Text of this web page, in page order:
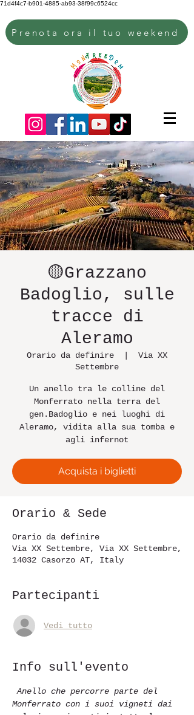
71d4f4c7-b901-4885-ab93-38f99c6524cc
Prenota ora il tuo weekend
🟡Grazzano
Badoglio, sulle
tracce di
Aleramo
Orario da definire
Via XX
Settembre
Un anello tra le colline del
Monferrato nella terra del
gen.Badoglio e nei luoghi di
Aleramo, vidita alla sua tomba e
agli infernot
Acquista i biglietti
Orario & Sede
Orario da definire
Via XX Settembre, Via XX Settembre,
14032 Casorzo AT, Italy
Partecipanti
Vedi tutto
Info sull'evento
Anello che percorre parte del
Monferrato con i suoi vigneti dai